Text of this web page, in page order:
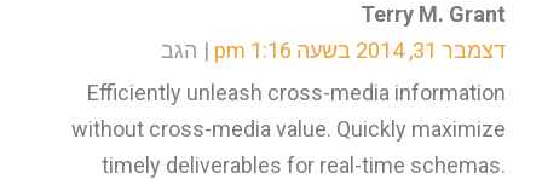
Terry M. Grant
דצמבר 31, 2014 בשעה 1:16 pm
הגב
Efficiently unleash cross-media information
without cross-media value. Quickly maximize
timely deliverables for real-time schemas.